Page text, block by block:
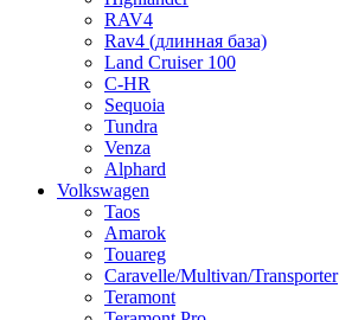
RAV4
Rav4 (длинная база)
Land Cruiser 100
C-HR
Sequoia
Tundra
Venza
Alphard
Volkswagen
Taos
Amarok
Touareg
Caravelle/Multivan/Transporter
Teramont